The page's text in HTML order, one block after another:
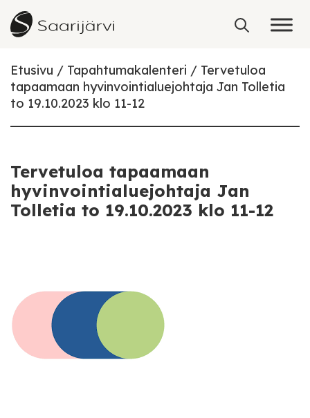
Skip to content
Etusivu Tapahtumakalenteri
Tervetuloa
tapaamaan hyvinvointialuejohtaja Jan Tolletia
to 19.10.2023 klo 11-12
Tervetuloa tapaamaan
hyvinvointialuejohtaja Jan
Tolletia to 19.10.2023 klo 11-12